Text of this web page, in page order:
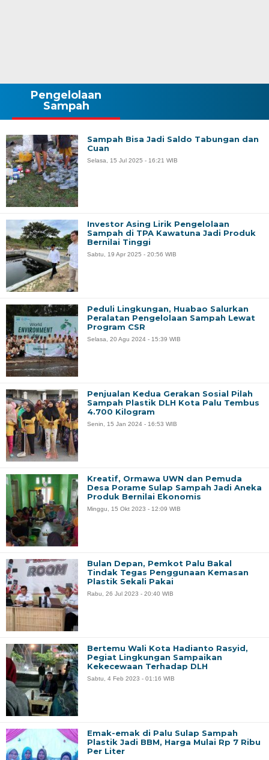
Pengelolaan
Sampah
Sampah Bisa Jadi Saldo Tabungan dan
Cuan
Selasa, 15 Jul 2025 - 16:21 WIB
Investor Asing Lirik Pengelolaan
Sampah di TPA Kawatuna Jadi Produk
Bernilai Tinggi
Sabtu, 19 Apr 2025 - 20:56 WIB
Peduli Lingkungan, Huabao Salurkan
Peralatan Pengelolaan Sampah Lewat
Program CSR
Selasa, 20 Agu 2024 - 15:39 WIB
Penjualan Kedua Gerakan Sosial Pilah
Sampah Plastik DLH Kota Palu Tembus
4.700 Kilogram
Senin, 15 Jan 2024 - 16:53 WIB
Kreatif, Ormawa UWN dan Pemuda
Desa Porame Sulap Sampah Jadi Aneka
Produk Bernilai Ekonomis
Minggu, 15 Okt 2023 - 12:09 WIB
Bulan Depan, Pemkot Palu Bakal
Tindak Tegas Penggunaan Kemasan
Plastik Sekali Pakai
Rabu, 26 Jul 2023 - 20:40 WIB
Bertemu Wali Kota Hadianto Rasyid,
Pegiat Lingkungan Sampaikan
Kekecewaan Terhadap DLH
Sabtu, 4 Feb 2023 - 01:16 WIB
Emak-emak di Palu Sulap Sampah
Plastik Jadi BBM, Harga Mulai Rp 7 Ribu
Per Liter